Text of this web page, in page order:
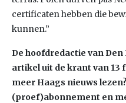
certificaten hebben die
kunnen.”
De hoofdredactie van
artikel uit de krant van 13
meer Haags nieuws
(proef)abonnement en